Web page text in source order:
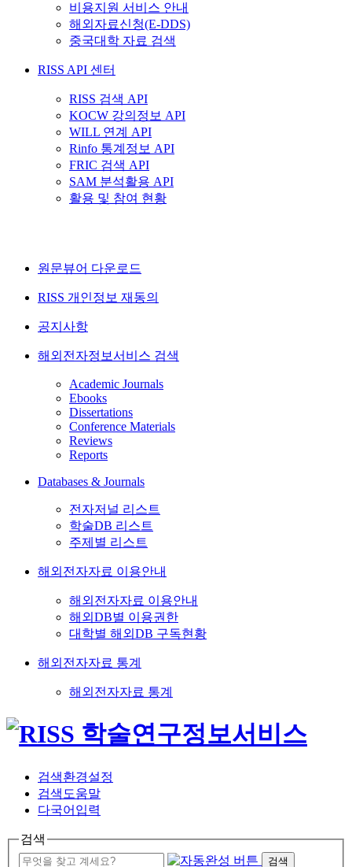
비용지원 서비스 안내
해외자료신청(E-DDS)
중국대학 자료 검색
RISS API 센터
RISS 검색 API
KOCW 강의정보 API
WILL 연계 API
Rinfo 통계정보 API
FRIC 검색 API
SAM 분석활용 API
활용 및 참여 현황
원문뷰어 다운로드
RISS 개인정보 재동의
공지사항
해외전자정보서비스 검색
Academic Journals
Ebooks
Dissertations
Conference Materials
Reviews
Reports
Databases & Journals
전자저널 리스트
학술DB 리스트
주제별 리스트
해외전자자료 이용안내
해외전자자료 이용안내
해외DB별 이용권한
대학별 해외DB 구독현황
해외전자자료 통계
해외전자자료 통계
검색환경설정
검색도움말
다국어입력
검색
검색